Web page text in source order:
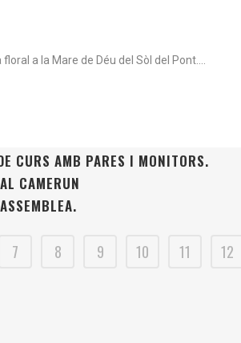
a la Mare de Déu del Sòl del Pont....
CURS AMB PARES I MONITORS.
CAMERUN
7 8 9 10 11
12